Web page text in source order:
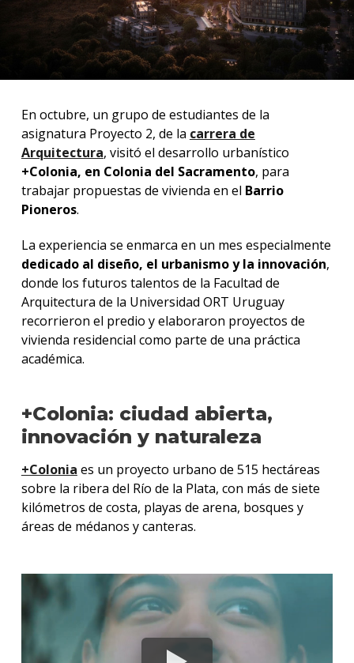
En octubre, un grupo de estudiantes de la
asignatura Proyecto 2, de la carrera de
Arquitectura, visitó el desarrollo urbanístico
+Colonia, en Colonia del Sacramento, para
trabajar propuestas de vivienda en el Barrio
Pioneros.
La experiencia se enmarca en un mes especialmente
dedicado al diseño, el urbanismo y la innovación,
donde los futuros talentos de la Facultad de
Arquitectura de la Universidad ORT Uruguay
recorrieron el predio y elaboraron proyectos de
vivienda residencial como parte de una práctica
académica.
+Colonia: ciudad abierta,
innovación y naturaleza
+Colonia es un proyecto urbano de 515 hectáreas
sobre la ribera del Río de la Plata, con más de siete
kilómetros de costa, playas de arena, bosques y
áreas de médanos y canteras.